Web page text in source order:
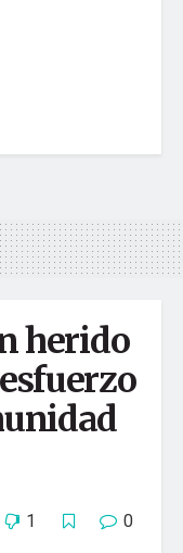
del país
publicada. Los
*
herido
1 0